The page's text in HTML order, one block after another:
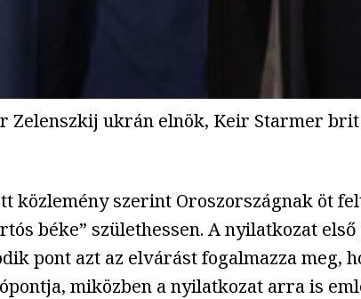
ukrán elnök, Keir Starmer
közlemény szerint Oroszországnak öt
béke” születhessen. A nyilatkozat
pont azt az elvárást fogalmazza meg,
miközben a nyilatkozat arra is